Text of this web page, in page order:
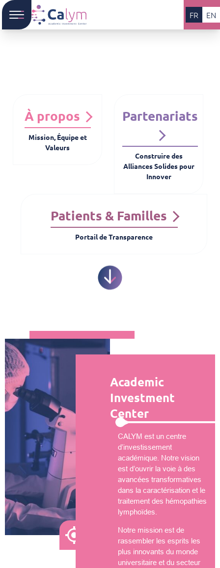
FR EN
À propos
Mission, Équipe et
Valeurs
Partenariats
Construire des
Alliances Solides pour
Innover
Patients & Familles
Portail de Transparence
Academic
Investment
Center
CALYM est un centre
d’investissement
académique. Notre vision
est d’ouvrir la voie à des
avancées transformatives
dans la caractérisation et le
traitement des hémopathies
lymphoïdes.
Notre mission est de
rassembler les esprits les
plus innovants du monde
universitaire et du secteur